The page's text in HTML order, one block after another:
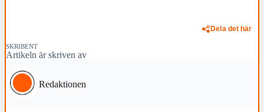
Dela det här
SKRIBENT
Artikeln är skriven av
Redaktionen